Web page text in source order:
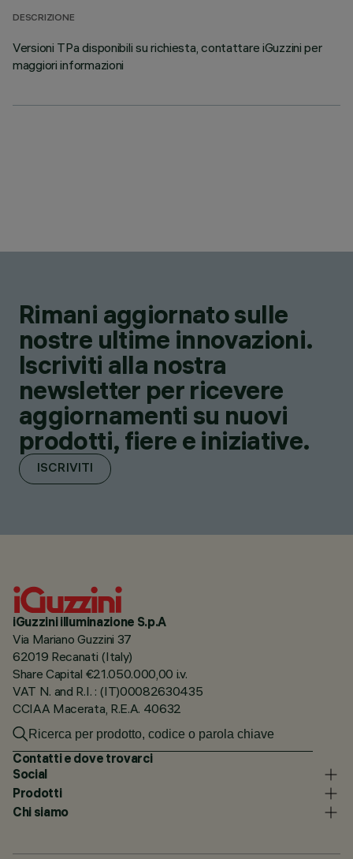
DESCRIZIONE
Versioni TPa disponibili su richiesta, contattare iGuzzini per
maggiori informazioni
Rimani aggiornato sulle
nostre ultime innovazioni.
Iscriviti alla nostra
newsletter per ricevere
aggiornamenti su nuovi
prodotti, fiere e iniziative.
ISCRIVITI
iGuzzini illuminazione S.p.A
Via Mariano Guzzini 37
62019 Recanati (Italy)
Share Capital €21.050.000,00 i.v.
VAT N. and R.I. : (IT)00082630435
CCIAA Macerata, R.E.A. 40632
Contatti e dove trovarci
Social
Prodotti
Chi siamo